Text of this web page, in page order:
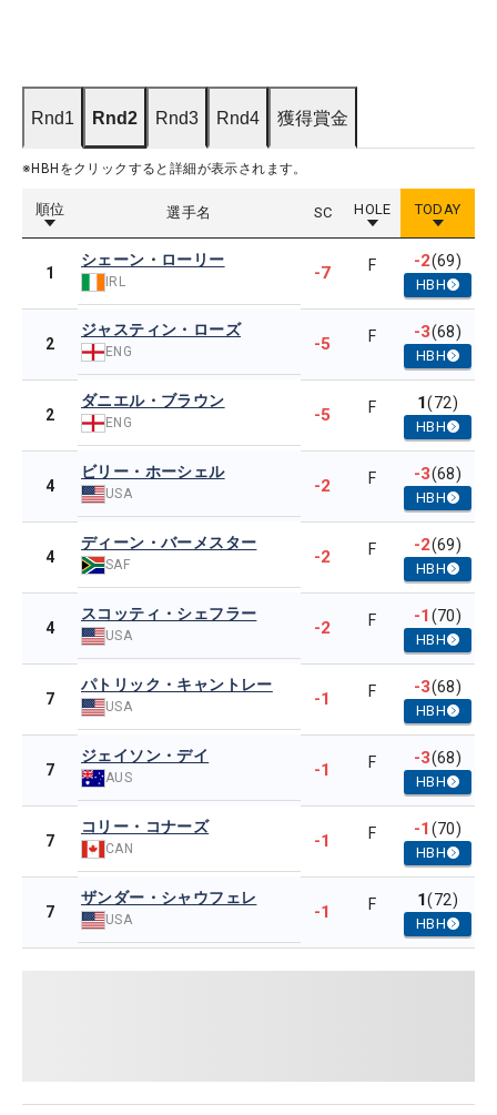
Rnd1 Rnd2 Rnd3 Rnd4 獲得賞金
※HBHをクリックすると詳細が表示されます。
順位 選手名 SC HOLE TODAY
1
シェーン・ローリー
IRL -7 F -2(69)
HBH
2
ジャスティン・ローズ
ENG -5 F -3(68)
HBH
2
ダニエル・ブラウン
ENG -5 F 1(72)
HBH
4
ビリー・ホーシェル
USA -2 F -3(68)
HBH
4
ディーン・バーメスター
SAF -2 F -2(69)
HBH
4
スコッティ・シェフラー
USA -2 F -1(70)
HBH
7
パトリック・キャントレー
USA -1 F -3(68)
HBH
7
ジェイソン・デイ
AUS -1 F -3(68)
HBH
7
コリー・コナーズ
CAN -1 F -1(70)
HBH
7
ザンダー・シャウフェレ
USA -1 F 1(72)
HBH